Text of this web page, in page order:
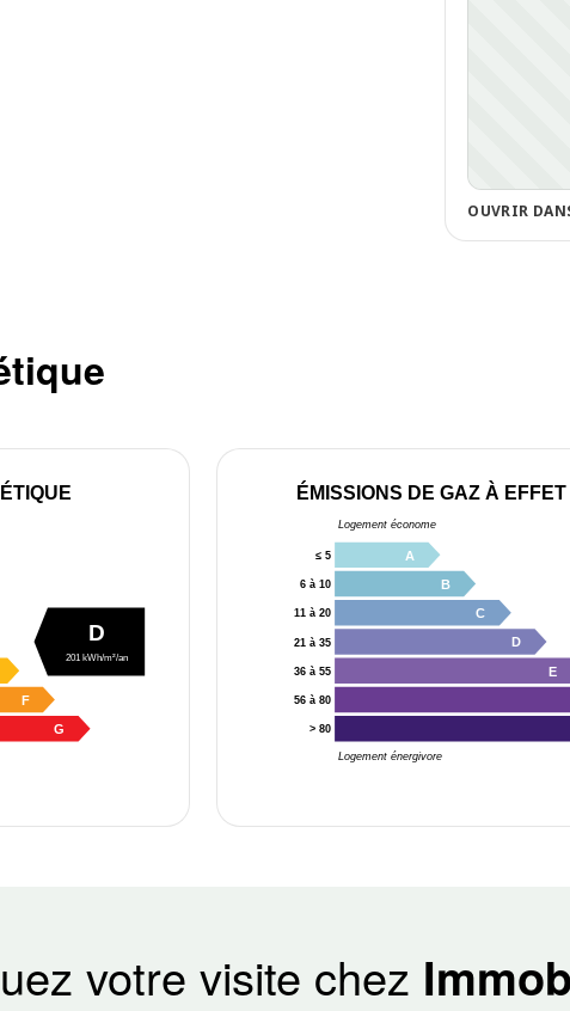
OUVRIR
F
G
D
201 kWh/m²/an
ÉMISSIONS DE GAZ À
Logement économe
Logement énergivore
≤ 5 A
6 à 10 B
11 à 20 C
21 à 35 D
36 à 55 E
56 à 80
> 80
votre visite chez